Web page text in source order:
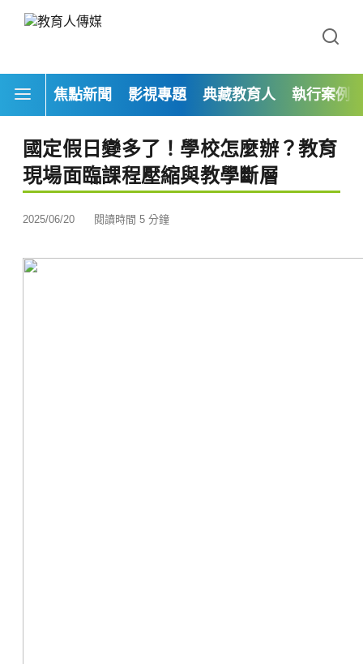
焦點新聞 影視專題 典藏教育人 執行案例
國定假日變多了！學校怎麼辦？教育
現場面臨課程壓縮與教學斷層
2025/06/20 閱讀時間 5 分鐘